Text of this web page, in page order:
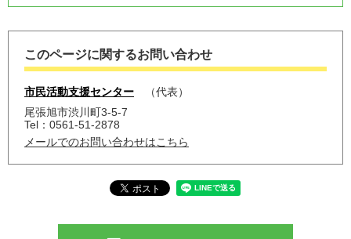
このページに関するお問い合わせ
市民活動支援センター
代表
尾張旭市渋川町3-5-7
Tel：0561-51-2878
メールでのお問い合わせはこちら